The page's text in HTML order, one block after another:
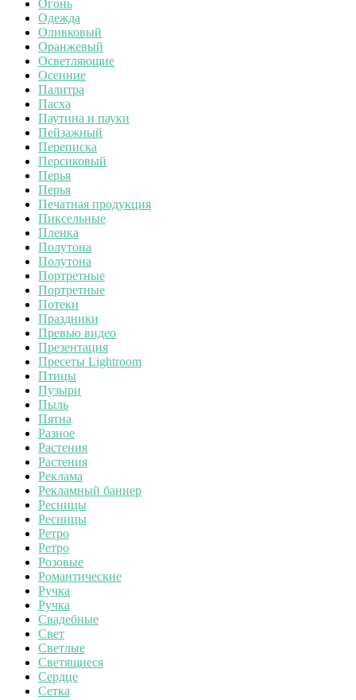
Огонь
Одежда
Оливковый
Оранжевый
Осветляющие
Осенние
Палитра
Пасха
Паутина и пауки
Пейзажный
Переписка
Персиковый
Перья
Перья
Печатная продукция
Пиксельные
Пленка
Полутона
Полутона
Портретные
Портретные
Потеки
Праздники
Превью видео
Презентация
Пресеты Lightroom
Птицы
Пузыри
Пыль
Пятна
Разное
Растения
Растения
Реклама
Рекламный баннер
Ресницы
Ресницы
Ретро
Ретро
Розовые
Романтические
Ручка
Ручка
Свадебные
Свет
Светлые
Светящиеся
Сердце
Сетка